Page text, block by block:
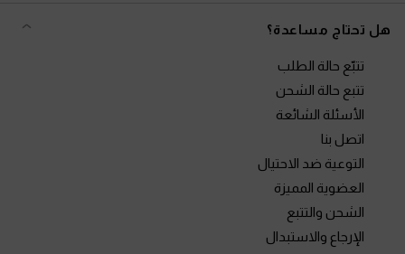
هل تحتاج مساعدة؟
تتبّع حالة الطلب
تتبع حالة الشحن
الأسئلة الشائعة
اتصل بنا
التوعية ضد الاحتيال
العضوية المميزة
الشحن والتتبع
الإرجاع والاستبدال